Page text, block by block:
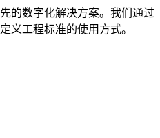
的数字化解决方案。我们通过
义工程标准的使用方式。